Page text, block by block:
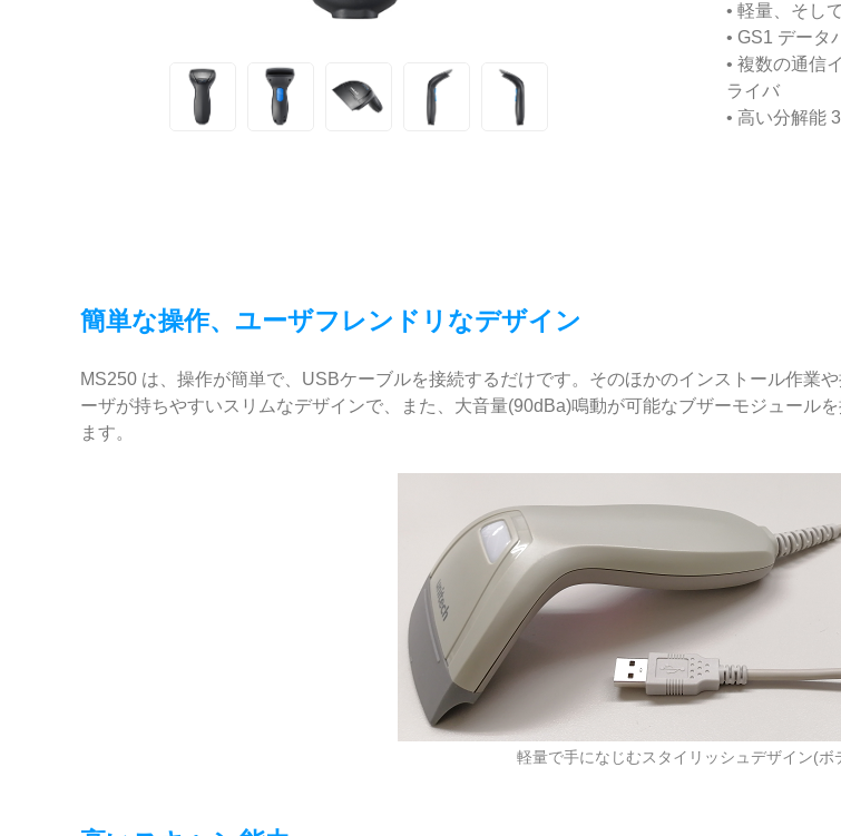
• 軽量、そし
• GS1 データ
• 複数の通信
ライバ
• 高い分解能
簡単な操作、ユーザフレンドリなデザイン
MS250 は、操作が簡単で、USBケーブルを接続するだけです。そのほかのインストール作業
ーザが持ちやすいスリムなデザインで、また、大音量(90dBa)鳴動が可能なブザーモジュール
ます。
軽量で手になじむスタイリッシュデザイン(ボ